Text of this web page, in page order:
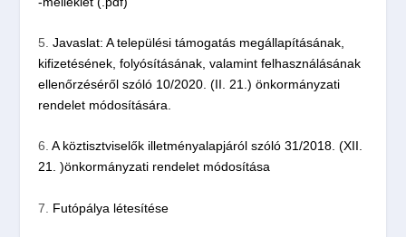
5. Javaslat: A települési támogatás megállapításának,
kifizetésének, folyósításának, valamint felhasználásának
ellenőrzéséről szóló 10/2020. (II. 21.) önkormányzati
rendelet módosítására.
6. A köztisztviselők illetményalapjáról szóló 31/2018. (XII.
21. )önkormányzati rendelet módosítása
7. Futópálya létesítése